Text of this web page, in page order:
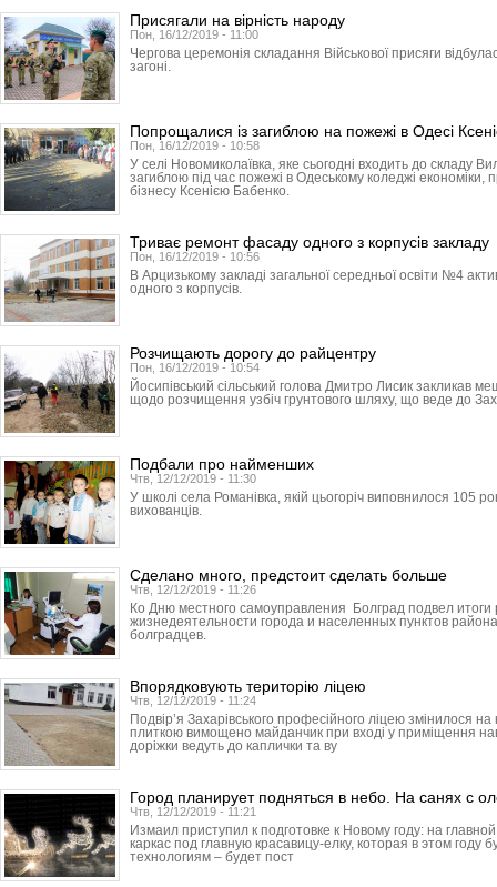
Присягали на вірність народу
Пон, 16/12/2019 - 11:00
Чергова церемонія складання Військової присяги
загоні.
Попрощалися із загиблою на пожежі в Одесі
Пон, 16/12/2019 - 10:58
У селі Новомиколаївка, яке сьогодні входить до складу
загиблою під час пожежі в Одеському коледжі економіки,
бізнесу Ксенією Бабенко.
Триває ремонт фасаду одного з корпусів закладу
Пон, 16/12/2019 - 10:56
В Арцизькому закладі загальної середньої освіти №4
одного з корпусів.
Розчищають дорогу до райцентру
Пон, 16/12/2019 - 10:54
Йосипівський сільський голова Дмитро Лисик закликав
щодо розчищення узбіч грунтового шляху, що веде до
Подбали про найменших
Чтв, 12/12/2019 - 11:30
У школі села Романівка, якій цьогоріч виповнилося 105
вихованців.
Сделано много, предстоит сделать больше
Чтв, 12/12/2019 - 11:26
Ко Дню местного самоуправления Болград подвел
жизнедеятельности города и населенных пунктов
болградцев.
Впорядковують територію ліцею
Чтв, 12/12/2019 - 11:24
Подвір’я Захарівського професійного ліцею змінилося
плиткою вимощено майданчик при вході у приміщення
доріжки ведуть до каплички та ву
Город планирует подняться в небо. На санях с
Чтв, 12/12/2019 - 11:21
Измаил приступил к подготовке к Новому году: на
каркас под главную красавицу-елку, которая в этом году
технологиям – будет пост